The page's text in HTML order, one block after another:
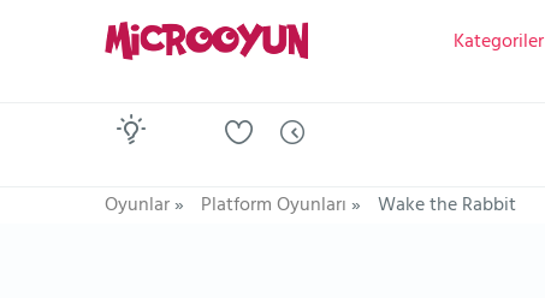
Kategoriler
Oyunlar» Platform Oyunları» Wake the Rabbit